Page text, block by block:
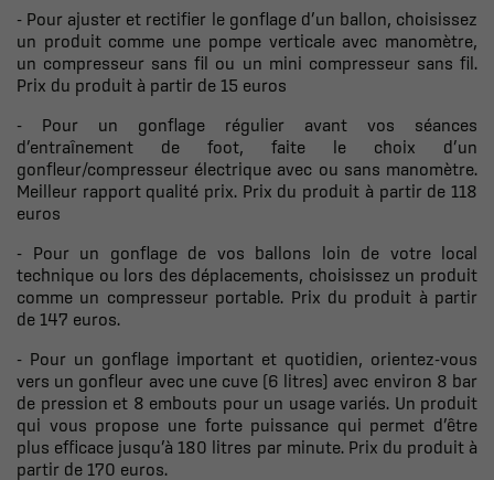
- Pour ajuster et rectifier le gonflage d’un ballon, choisissez
un produit comme une pompe verticale avec manomètre,
un compresseur sans fil ou un mini compresseur sans fil.
Prix du produit à partir de 15 euros
- Pour un gonflage régulier avant vos séances
d’entraînement de foot, faite le choix d’un
gonfleur/compresseur électrique avec ou sans manomètre.
Meilleur rapport qualité prix. Prix du produit à partir de 118
euros
- Pour un gonflage de vos ballons loin de votre local
technique ou lors des déplacements, choisissez un produit
comme un compresseur portable. Prix du produit à partir
de 147 euros.
- Pour un gonflage important et quotidien, orientez-vous
vers un gonfleur avec une cuve (6 litres) avec environ 8 bar
de pression et 8 embouts pour un usage variés. Un produit
qui vous propose une forte puissance qui permet d’être
plus efficace jusqu’à 180 litres par minute. Prix du produit à
partir de 170 euros.